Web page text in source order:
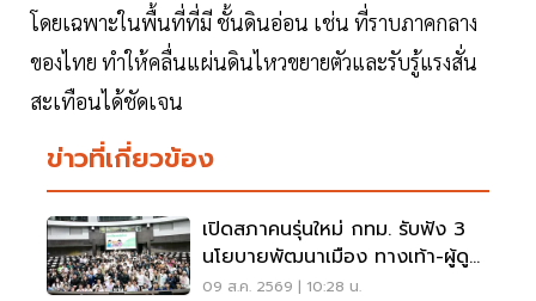
โดยเฉพาะในพื้นที่ที่มี ชั้นดินอ่อน เช่น ที่ราบภาคกลาง
ของไทย ทำให้คลื่นแผ่นดินไหวขยายตัวและรับรู้แรงสั่น
สะเทือนได้ชัดเจน
ข่าวที่เกี่ยวข้อง
เปิดสภาคนรุ่นใหม่ กทม. รับฟัง 3
นโยบายพัฒนาเมือง ทางเท้า-ผู้ดู
แลออทิสติก-จักรยาน
09 ส.ค. 2569 | 10:28 น.